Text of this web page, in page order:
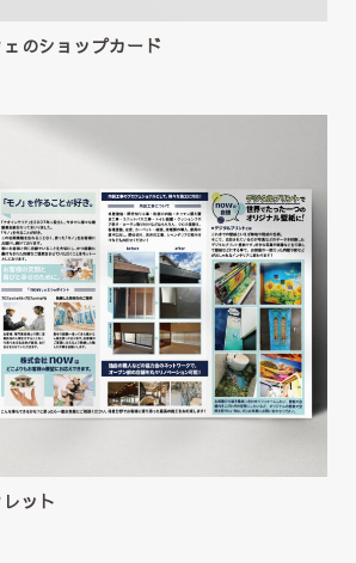
のショップカード
ット